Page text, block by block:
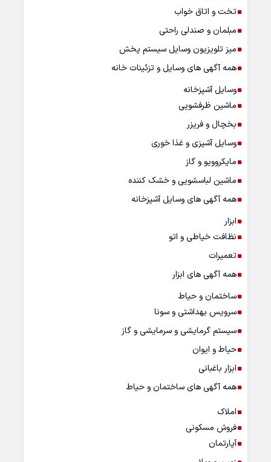
تخت و اتاق خواب
مبلمان و صندلی راحتی
میز تلویزیون وسایل سیستم پخش
همه آگهی های وسایل و تزئینات خانه
وسایل آشپزخانه
ماشین ظرفشویی
بخچال و فریزر
وسایل آشپزی و غذا خوری
مایکروویو و گاز
ماشین لباسشویی و خشک کننده
همه آگهی های وسایل آشپزخانه
ابزار
نظافت خیاطی و اتو
تعمیرات
همه آگهی های ابزار
ساختمان و حیاط
سرویس بهداشتی و سونا
سیستم گرمایشی و سرمایشی و گاز
حیاط و ایوان
ابزار باغبانی
همه آگهی های ساختمان و حیاط
املاک
فروش مسکونی
آپارتمان